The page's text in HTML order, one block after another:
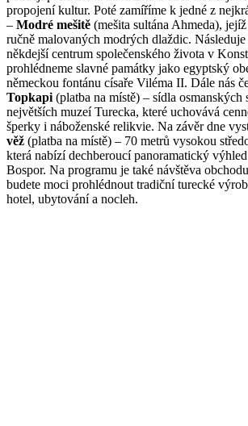
propojení kultur. Poté zamíříme k jedné z
– Modré mešitě (mešita sultána Ahmeda),
ručně malovaných modrých dlaždic. Následuje
někdejší centrum společenského života v
prohlédneme slavné památky jako egyptský
německou fontánu císaře Viléma II. Dále nás
Topkapi(platba na místě) – sídla osmanských
největších muzeí Turecka, které uchovává
šperky i náboženské relikvie. Na závěr dne
věž (platba na místě) – 70 metrů vysokou
která nabízí dechberoucí panoramatický
Bospor. Na programu je také návštěva
budete moci prohlédnout tradiční turecké
hotel, ubytování a nocleh.